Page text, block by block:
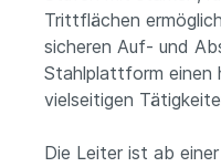
Trittflächen
sicheren Auf- und
Stahlplattform einen
vielseitigen
Die Leiter ist ab